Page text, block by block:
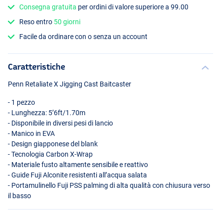
Consegna gratuita per ordini di valore superiore a 99.00
Reso entro 50 giorni
Facile da ordinare con o senza un account
Caratteristiche
Penn Retaliate X Jigging Cast Baitcaster
- 1 pezzo
- Lunghezza: 5’6ft/1.70m
- Disponibile in diversi pesi di lancio
- Manico in EVA
- Design giapponese del blank
- Tecnologia Carbon X-Wrap
- Materiale fusto altamente sensibile e reattivo
- Guide Fuji Alconite resistenti all’acqua salata
- Portamulinello Fuji PSS palming di alta qualità con chiusura verso
il basso